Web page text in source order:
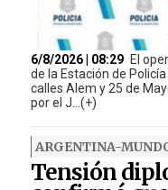
6/8/2026 | 08:29 El
de la Estación de
calles Alem y 25 de
por el J...(+)
ARGENTINA-
Tensión